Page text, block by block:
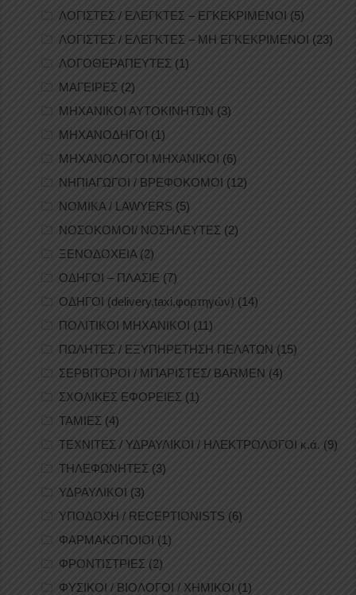
ΛΟΓΙΣΤΕΣ / ΕΛΕΓΚΤΕΣ – ΕΓΚΕΚΡΙΜΕΝΟΙ (5)
ΛΟΓΙΣΤΕΣ / ΕΛΕΓΚΤΕΣ – ΜΗ ΕΓΚΕΚΡΙΜΕΝΟΙ (23)
ΛΟΓΟΘΕΡΑΠΕΥΤΕΣ (1)
ΜΑΓΕΙΡΕΣ (2)
ΜΗΧΑΝΙΚΟΙ ΑΥΤΟΚΙΝΗΤΩΝ (3)
ΜΗΧΑΝΟΔΗΓΟΙ (1)
ΜΗΧΑΝΟΛΟΓΟΙ ΜΗΧΑΝΙΚΟΙ (6)
ΝΗΠΙΑΓΩΓΟΙ / ΒΡΕΦΟΚΟΜΟΙ (12)
ΝΟΜΙΚΑ / LAWYERS (5)
ΝΟΣΟΚΟΜΟΙ/ ΝΟΣΗΛΕΥΤΕΣ (2)
ΞΕΝΟΔΟΧΕΙΑ (2)
ΟΔΗΓΟΙ – ΠΛΑΣΙΕ (7)
ΟΔΗΓΟΙ (delivery,taxi,φορτηγών) (14)
ΠΟΛΙΤΙΚΟΙ ΜΗΧΑΝΙΚΟΙ (11)
ΠΩΛΗΤΕΣ / ΕΞΥΠΗΡΕΤΗΣΗ ΠΕΛΑΤΩΝ (15)
ΣΕΡΒΙΤΟΡΟΙ / ΜΠΑΡΙΣΤΕΣ/ BARMEN (4)
ΣΧΟΛΙΚΕΣ ΕΦΟΡΕΙΕΣ (1)
ΤΑΜΙΕΣ (4)
ΤΕΧΝΙΤΕΣ / ΥΔΡΑΥΛΙΚΟΙ / ΗΛΕΚΤΡΟΛΟΓΟΙ κ.ά. (9)
ΤΗΛΕΦΩΝΗΤΕΣ (3)
ΥΔΡΑΥΛΙΚΟΙ (3)
ΥΠΟΔΟΧΗ / RECEPTIONISTS (6)
ΦΑΡΜΑΚΟΠΟΙΟΙ (1)
ΦΡΟΝΤΙΣΤΡΙΕΣ (2)
ΦΥΣΙΚΟΙ / ΒΙΟΛΟΓΟΙ / ΧΗΜΙΚΟΙ (1)